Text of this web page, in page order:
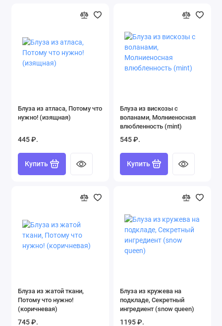
Блуза из атласа, Потому что
нужно! (изящная)
445 ₽.
Купить
Блуза из вискозы с
воланами, Молниеносная
влюбленность (mint)
545 ₽.
Купить
Блуза из жатой ткани,
Потому что нужно!
(коричневая)
745 ₽.
Блуза из кружева на
подкладе, Секретный
ингредиент (snow queen)
1195 ₽.